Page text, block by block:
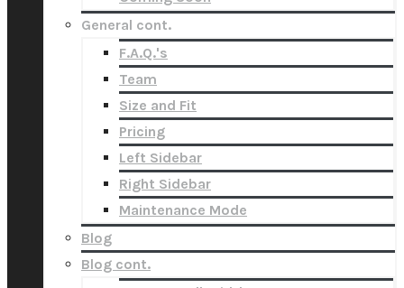
General cont.
F.A.Q.'s
Team
Size and Fit
Pricing
Left Sidebar
Right Sidebar
Maintenance Mode
Blog
Blog cont.